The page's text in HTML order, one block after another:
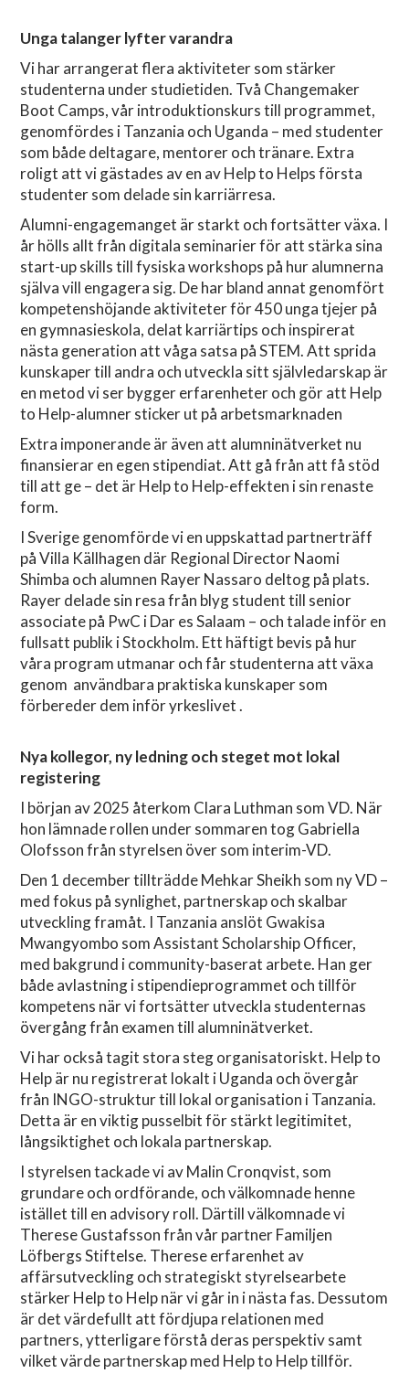
Unga talanger lyfter varandra
Vi har arrangerat flera aktiviteter som stärker
studenterna under studietiden. Två Changemaker
Boot Camps, vår introduktionskurs till programmet,
genomfördes i Tanzania och Uganda – med studenter
som både deltagare, mentorer och tränare. Extra
roligt att vi gästades av en av Help to Helps första
studenter som delade sin karriärresa.
Alumni-engagemanget är starkt och fortsätter växa. I
år hölls allt från digitala seminarier för att stärka sina
start-up skills till fysiska workshops på hur alumnerna
själva vill engagera sig. De har bland annat genomfört
kompetenshöjande aktiviteter för 450 unga tjejer på
en gymnasieskola, delat karriärtips och inspirerat
nästa generation att våga satsa på STEM. Att sprida
kunskaper till andra och utveckla sitt självledarskap är
en metod vi ser bygger erfarenheter och gör att Help
to Help-alumner sticker ut på arbetsmarknaden
Extra imponerande är även att alumninätverket nu
finansierar en egen stipendiat. Att gå från att få stöd
till att ge – det är Help to Help-effekten i sin renaste
form.
I Sverige genomförde vi en uppskattad partnerträff
på Villa Källhagen där Regional Director Naomi
Shimba och alumnen Rayer Nassaro deltog på plats.
Rayer delade sin resa från blyg student till senior
associate på PwC i Dar es Salaam – och talade inför en
fullsatt publik i Stockholm. Ett häftigt bevis på hur
våra program utmanar och får studenterna att växa
genom användbara praktiska kunskaper som
förbereder dem inför yrkeslivet .
Nya kollegor, ny ledning och steget mot lokal
registering
I början av 2025 återkom Clara Luthman som VD. När
hon lämnade rollen under sommaren tog Gabriella
Olofsson från styrelsen över som interim-VD.
Den 1 december tillträdde Mehkar Sheikh som ny VD –
med fokus på synlighet, partnerskap och skalbar
utveckling framåt. I Tanzania anslöt Gwakisa
Mwangyombo som Assistant Scholarship Officer,
med bakgrund i community-baserat arbete. Han ger
både avlastning i stipendieprogrammet och tillför
kompetens när vi fortsätter utveckla studenternas
övergång från examen till alumninätverket.
Vi har också tagit stora steg organisatoriskt. Help to
Help är nu registrerat lokalt i Uganda och övergår
från INGO-struktur till lokal organisation i Tanzania.
Detta är en viktig pusselbit för stärkt legitimitet,
långsiktighet och lokala partnerskap.
I styrelsen tackade vi av Malin Cronqvist, som
grundare och ordförande, och välkomnade henne
istället till en advisory roll. Därtill välkomnade vi
Therese Gustafsson från vår partner Familjen
Löfbergs Stiftelse. Therese erfarenhet av
affärsutveckling och strategiskt styrelsearbete
stärker Help to Help när vi går in i nästa fas. Dessutom
är det värdefullt att fördjupa relationen med
partners, ytterligare förstå deras perspektiv samt
vilket värde partnerskap med Help to Help tillför.